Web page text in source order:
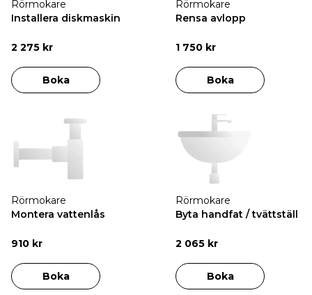
Rörmokare
Installera diskmaskin
2 275 kr
Boka
Rörmokare
Rensa avlopp
1 750 kr
Boka
Rörmokare
Montera vattenlås
910 kr
Boka
Rörmokare
Byta handfat / tvättställ
2 065 kr
Boka